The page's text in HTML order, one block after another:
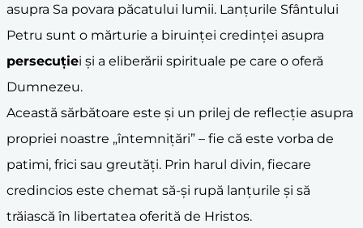
asupra Sa povara păcatului lumii. Lanțurile Sfântului
Petru sunt o mărturie a biruinței credinței asupra
persecuției și a eliberării spirituale pe care o oferă
Dumnezeu.
Această sărbătoare este și un prilej de reflecție asupra
propriei noastre „întemnițări” – fie că este vorba de
patimi, frici sau greutăți. Prin harul divin, fiecare
credincios este chemat să-și rupă lanțurile și să
trăiască în libertatea oferită de Hristos.